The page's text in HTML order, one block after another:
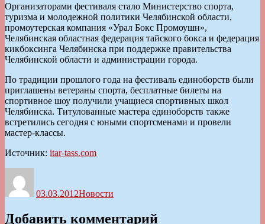
Организаторами фестиваля стало Министерство спорта,
туризма и молодежной политики Челябинской области,
промоутерская компания «Урал Бокс Промоушн»,
Челябинская областная федерация тайского бокса и федерация
кикбоксинга Челябинска при поддержке правительства
Челябинской области и администрации города.
По традиции прошлого года на фестиваль единоборств были
приглашены ветераны спорта, бесплатные билеты на
спортивное шоу получили учащиеся спортивных школ
Челябинска. Титулованные мастера единоборств также
встретились сегодня с юными спортсменами и провели
мастер-классы.
Источник: itar-tass.com
03.03.2012Новости
Добавить комментарий